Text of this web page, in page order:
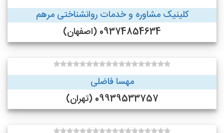
کلینیک مشاوره و خدمات روانشناختی مرهم
09374854634 (اصفهان)
مهسا فاضلی
09939533757 (تهران)